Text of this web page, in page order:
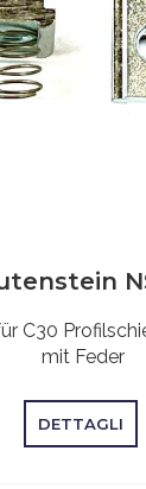
C30
mit Feder
DETTAGLI